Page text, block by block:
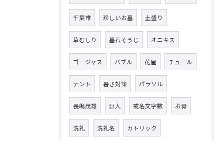
千葉市 珍しいお墓 土盛り
草むしり 墓石そうじ オニキス
ゴージャス バブル 花屋 チュール
テント 暑さ対策 パラソル
長嶋茂雄 巨人 戒名文字数 お骨
洗礼 洗礼名 カトリック